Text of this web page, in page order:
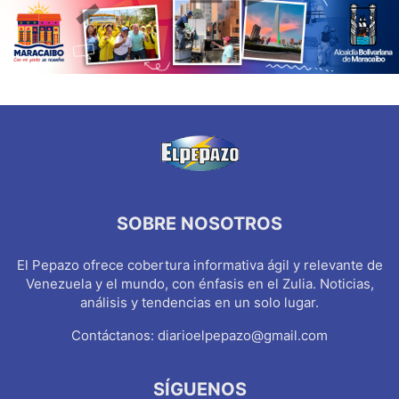
SOBRE NOSOTROS
El Pepazo ofrece cobertura informativa ágil y relevante de
Venezuela y el mundo, con énfasis en el Zulia. Noticias,
análisis y tendencias en un solo lugar.
Contáctanos: diarioelpepazo@gmail.com
SÍGUENOS